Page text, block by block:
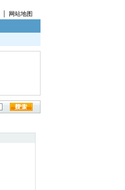
|
网站地图